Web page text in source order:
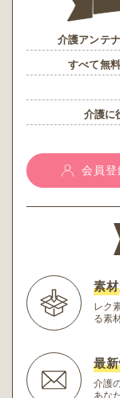
介護アンテ
すべて無
介護に
会員登
素材
レク
る素
最
介護